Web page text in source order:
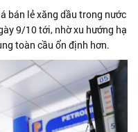
bán lẻ xăng dầu trong nước
9/10 tới, nhờ xu hướng hạ
toàn cầu ổn định hơn.